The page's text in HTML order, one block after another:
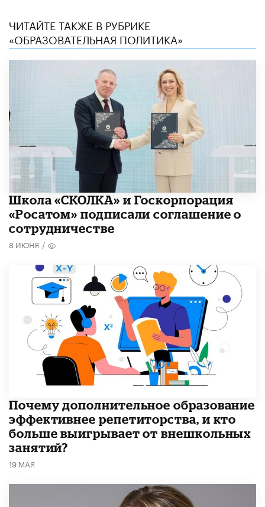
ЧИТАЙТЕ ТАКЖЕ В РУБРИКЕ
«ОБРАЗОВАТЕЛЬНАЯ ПОЛИТИКА»
Школа «СКОЛКА» и Госкорпорация
«Росатом» подписали соглашение о
сотрудничестве
8 ИЮНЯ /
​Почему дополнительное образование
эффективнее репетиторства, и кто
больше выигрывает от внешкольных
занятий?
19 МАЯ